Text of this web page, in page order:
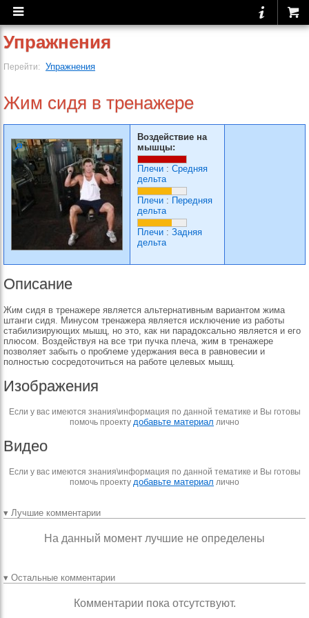
Упражнения
Перейти: Упражнения
Жим сидя в тренажере
Воздействие на
мышцы:
Плечи : Средняя
дельта
Плечи : Передняя
дельта
Плечи : Задняя
дельта
Описание
Жим сидя в тренажере является альтернативным вариантом жима
штанги сидя. Минусом тренажера является исключение из работы
стабилизирующих мышц, но это, как ни парадоксально является и его
плюсом. Воздействуя на все три пучка плеча, жим в тренажере
позволяет забыть о проблеме удержания веса в равновесии и
полностью сосредоточиться на работе целевых мышц.
Изображения
Если у вас имеются знания\информация по данной тематике и Вы готовы
помочь проекту добавьте материал лично
Видео
Если у вас имеются знания\информация по данной тематике и Вы готовы
помочь проекту добавьте материал лично
▾ Лучшие комментарии
На данный момент лучшие не определены
▾ Остальные комментарии
Комментарии пока отсутствуют.